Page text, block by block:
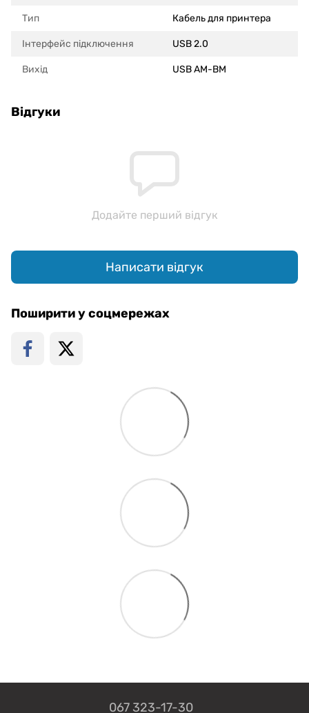
Тип Кабель для принтера
Інтерфейс підключення USB 2.0
Вихід USB AM-BM
Відгуки
Додайте перший відгук
Написати відгук
Поширити у соцмережах
067 323-17-30